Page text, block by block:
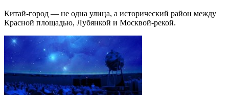
Китай-город — не одна улица, а исторический район между
Красной площадью, Лубянкой и Москвой-рекой.